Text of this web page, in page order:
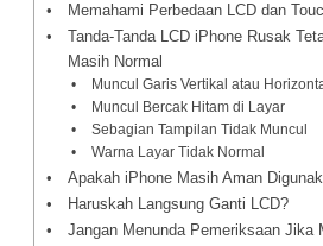
Memahami Perbedaan LCD dan
Tanda-Tanda LCD iPhone Rusak
Masih Normal
Muncul Garis Vertikal atau
Muncul Bercak Hitam di Layar
Sebagian Tampilan Tidak Muncul
Warna Layar Tidak Normal
Apakah iPhone Masih Aman
Haruskah Langsung Ganti LCD?
Jangan Menunda Pemeriksaan Jika